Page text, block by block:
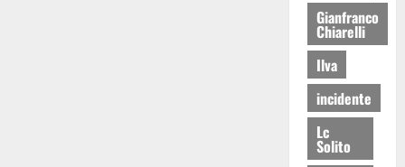
Gianfranco
Chiarelli
Ilva
incidente
Lc
Solito